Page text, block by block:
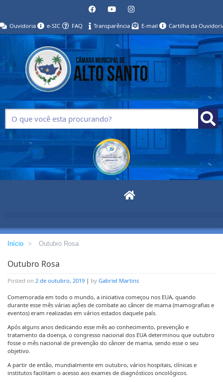
Ouvidoria e-SIC FAQ Transparência E-mail Cartilha da
Início > Outubro Rosa
Outubro Rosa
Posted on 2 de outubro, 2019 | by Gabriel Martins
Comemorada em todo o mundo, a iniciativa começou nos EUA, quando
durante esse mês várias ações de combate ao câncer de mama (mamografias e
eventos) eram realizadas em vários estados daquele país.
Após alguns anos dedicando esse mês ao conhecimento, prevenção e
tratamento da doença, o congresso nacional dos EUA determinou que outubro
fosse o mês nacional de prevenção do câncer de mama, sendo esse o seu
objetivo.
A partir de então, mundialmente em outubro, vários hospitais, clínicas e
institutos facilitam o acesso aos exames de diagnósticos oncológicos.